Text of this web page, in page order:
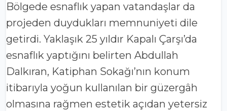
Bölgede esnaflık yapan vatandaşlar da
projeden duydukları memnuniyeti dile
getirdi. Yaklaşık 25 yıldır Kapalı Çarşı’da
esnaflık yaptığını belirten Abdullah
Dalkıran, Katiphan Sokağı’nın konum
itibarıyla yoğun kullanılan bir güzergâh
olmasına rağmen estetik açıdan yetersiz